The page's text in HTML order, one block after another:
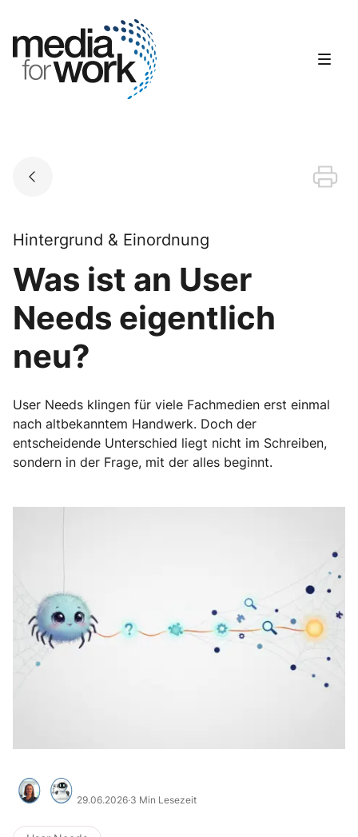
content
Go to landing page.
Hintergrund & Einordnung
Was ist an User
Needs eigentlich
neu?
User Needs klingen für viele Fachmedien erst einmal
nach altbekanntem Handwerk. Doch der
entscheidende Unterschied liegt nicht im Schreiben,
sondern in der Frage, mit der alles beginnt.
29.06.2026·3 Min Lesezeit